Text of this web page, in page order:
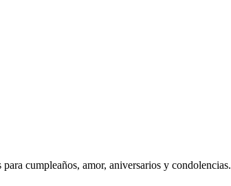
cumpleaños, amor, aniversarios y condolencias.